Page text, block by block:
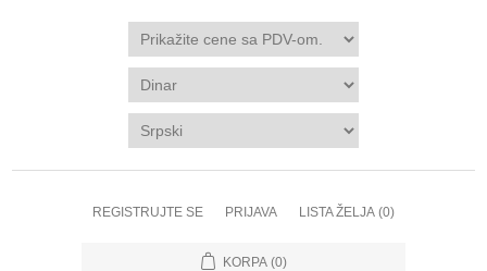
REGISTRUJTE SE PRIJAVA LISTA ŽELJA (0)
KORPA (0)